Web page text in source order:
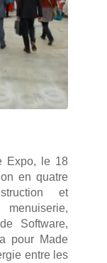
Expo, le 18
en quatre
et
Software,
pour Made
entre les